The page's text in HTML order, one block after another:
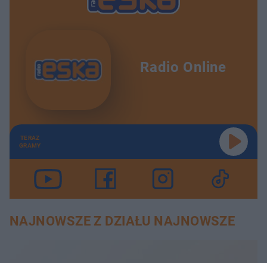
Radio Online
TERAZ
GRAMY
NAJNOWSZE Z DZIAŁU NAJNOWSZE